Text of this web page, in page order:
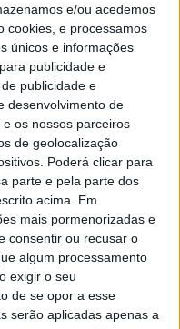
e/ou acedemos
cookies, e processamos
únicos e informações
publicidade e
publicidade e
desenvolvimento de
os nossos parceiros
de geolocalização
Poderá clicar para
parte e pela parte dos
acima. Em
mais pormenorizadas e
consentir ou recusar o
algum processamento
exigir o seu
de se opor a esse
serão aplicadas apenas a
análise: Neste
é a dobrar
smartphone